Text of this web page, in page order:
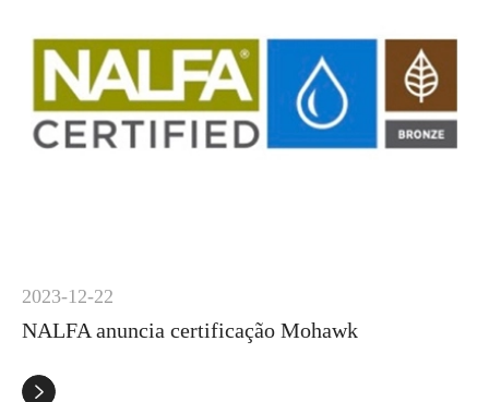
2023-12-22
NALFA anuncia certificação Mohawk
